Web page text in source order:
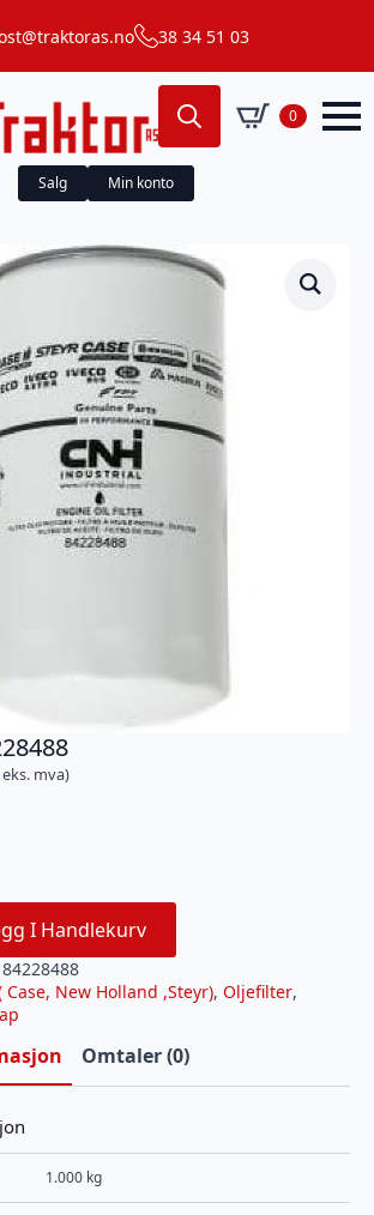
38 34 51 03
Search
for:
0
Salg Min konto
eks. mva)
I Handlekurv
84228488
Case, New Holland ,Steyr), Oljefilter,
Omtaler (0)
1.000 kg